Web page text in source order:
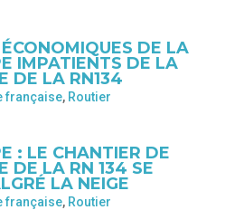
DE LA
IMPATIENTS DE LA
DE LA RN134
française, Routier
: LE CHANTIER DE
DE LA RN 134 SE
LA NEIGE
française, Routier